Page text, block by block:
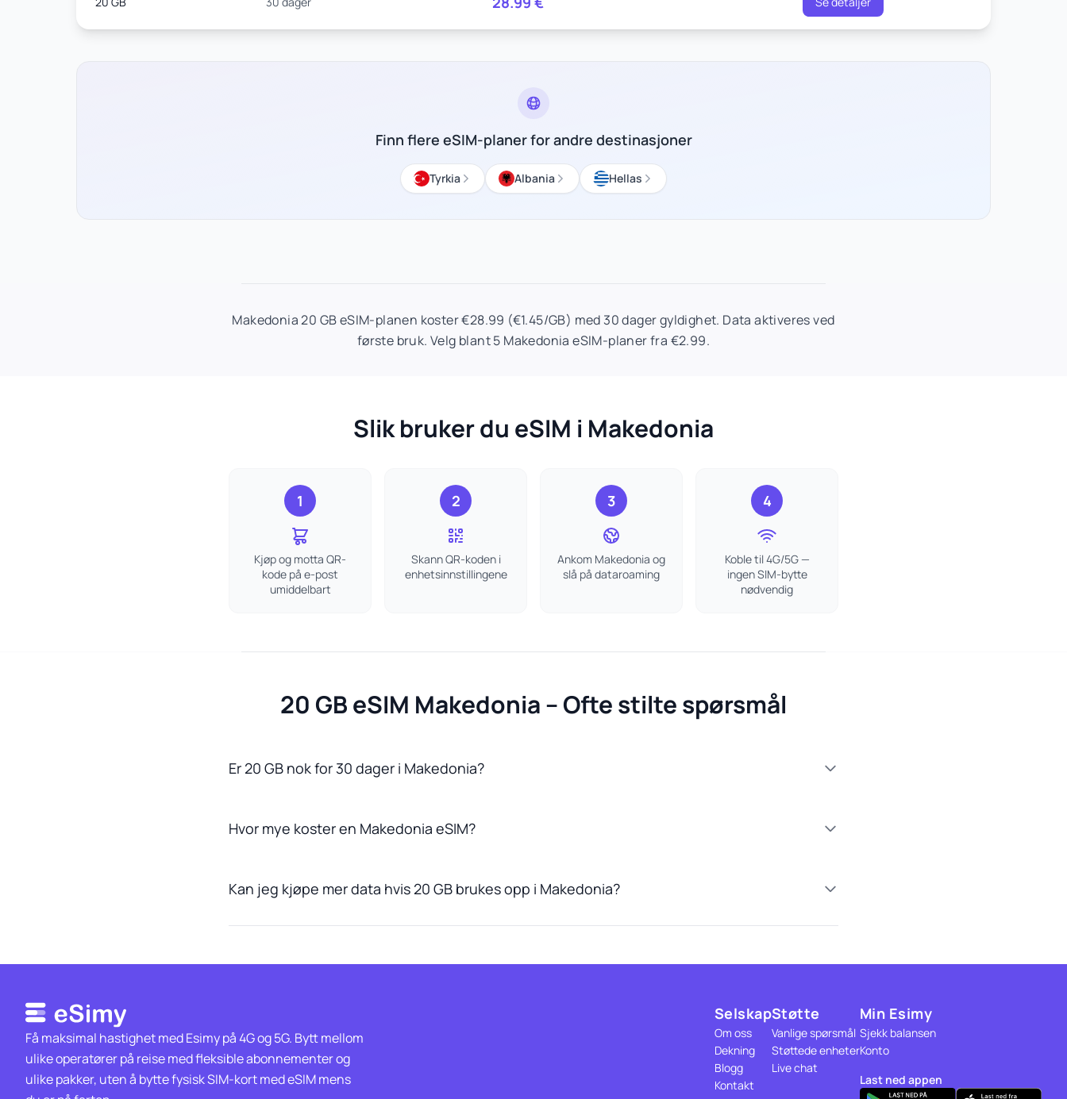
Finn flere eSIM-planer for andre destinasjoner
Tyrkia Albania Hellas
Makedonia 20 GB eSIM-planen koster €28.99 (€1.45/GB) med 30 dager gyldighet. Data aktiveres ved
første bruk. Velg blant 5 Makedonia eSIM-planer fra €2.99.
Slik bruker du eSIM i Makedonia
1
Kjøp og motta QR-
kode på e-post
umiddelbart
2
Skann QR-koden i
enhetsinnstillingene
3
Ankom Makedonia og
slå på dataroaming
4
Koble til 4G/5G —
ingen SIM-bytte
nødvendig
20 GB eSIM Makedonia – Ofte stilte spørsmål
Er 20 GB nok for 30 dager i Makedonia?
Hvor mye koster en Makedonia eSIM?
Kan jeg kjøpe mer data hvis 20 GB brukes opp i Makedonia?
Få maksimal hastighet med Esimy på 4G og 5G. Bytt mellom
ulike operatører på reise med fleksible abonnementer og
ulike pakker, uten å bytte fysisk SIM-kort med eSIM mens
Selskap
Om oss
Dekning
Blogg
Kontakt
Støtte
Vanlige spørsmål
Støttede enheter
Live chat
Min Esimy
Sjekk balansen
Konto
Last ned appen